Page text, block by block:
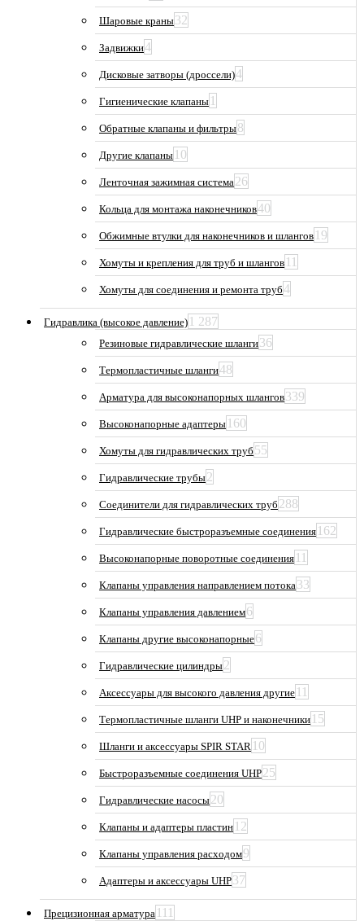
Шаровые краны32
Задвижки4
Дисковые затворы (дроссели)4
Гигиенические клапаны 1
Обратные клапаны и фильтры8
Другие клапаны 10
Ленточная зажимная система26
Кольца для монтажа наконечников40
Обжимные втулки для наконечников и шлангов 19
Хомуты и крепления для труб и шлангов 11
Хомуты для соединения и ремонта труб4
Гидравлика (высокое давление) 1 287
Резиновые гидравлические шланги36
Термопластичные шланги48
Арматура для высоконапорных шлангов339
Высоконапорные адаптеры 160
Хомуты для гидравлических труб 55
Гидравлические трубы2
Соединители для гидравлических труб 288
Гидравлические быстроразъемные соединения 162
Высоконапорные поворотные соединения 11
Клапаны управления направлением потока33
Клапаны управления давлением6
Клапаны другие высоконапорные6
Гидравлические цилиндры2
Аксессуары для высокого давления другие 11
Термопластичные шланги UHP и наконечники 15
Шланги и аксессуары SPIR STAR 10
Быстроразъемные соединения UHP25
Гидравлические насосы20
Клапаны и адаптеры пластин 12
Клапаны управления расходом9
Адаптеры и аксессуары UHP37
Прецизионная арматура 111